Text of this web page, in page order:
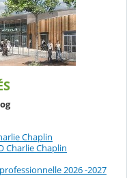
Chaplin
Charlie Chaplin
2026 -2027